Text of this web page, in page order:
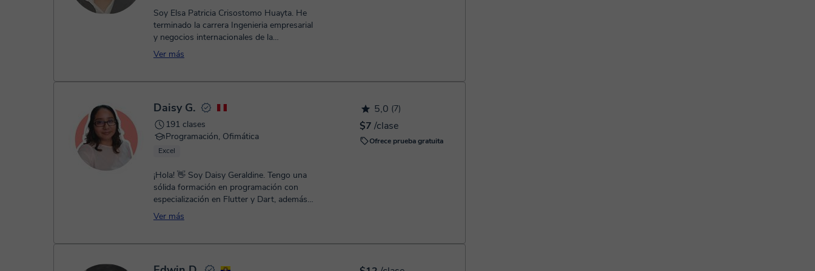
Soy Elsa Patricia Crisostomo Huayta. He
terminado la carrera Ingenieria empresarial
y negocios internacionales de la
Universidad San Ignacio de Loyola...
Ver más
5,0 (7)
$7 /clase
Ofrece prueba gratuita
Daisy G.
191 clases
Programación, Ofimática
Excel
¡Hola! 👋 Soy Daisy Geraldine. Tengo una
sólida formación en programación con
especialización en Flutter y Dart, además
de experiencia en Angular, Pyt...
Ver más